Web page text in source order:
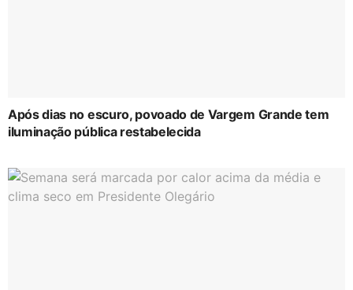
Após dias no escuro, povoado de Vargem Grande tem
iluminação pública restabelecida